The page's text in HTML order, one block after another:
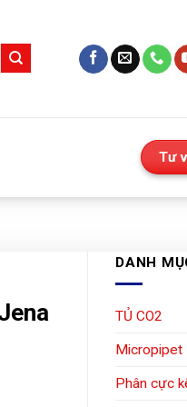
Tư
DANH
TỦ CO2
Micropipet
Phân cực